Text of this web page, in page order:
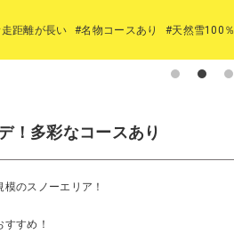
距離が長い #名物コースあり #天然雪100％
！多彩なコースあり
のスノーエリア！
すめ！